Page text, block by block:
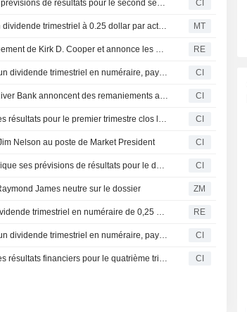
Red River Bancshares, Inc. livre ses prévisions de résultats pour le second semestre 2026 CI
Red River Bancshares maintient son dividende trimestriel à 0.25 dollar par action, payable le 18 juin aux actionnaires inscrits au 8 juin MT
Red River Bancshares salue l'engagement de Kirk D. Cooper et annonce les nominations d'A. Peyton Bush, IV et du Dr R. Chance Dewitt au conseil d'administration RE
Red River Bancshares, Inc. déclare un dividende trimestriel en numéraire, payable le 18 juin 2026 CI
Red River Bancshares, Inc. et Red River Bank annoncent des remaniements au sein de leur conseil d'administration CI
Red River Bancshares, Inc. publie ses résultats pour le premier trimestre clos le 31 mars 2026 CI
Nelson au poste de Market President CI
Red River Bancshares, Inc. communique ses prévisions de résultats pour le deuxième trimestre 2026 CI
James neutre sur le dossier ZM
Red River Bancshares déclare un dividende trimestriel en numéraire de 0,25 $ par action ordinaire RE
Red River Bancshares, Inc. déclare un dividende trimestriel en numéraire, payable le 19 mars 2026 CI
Red River Bancshares, Inc. publie ses résultats financiers pour le quatrième trimestre et l'année complète clos le 31 décembre 2025 CI